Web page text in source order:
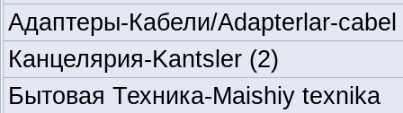
Адаптеры-Кабели/Adapterlar-cabel
Канцелярия-Kantsler (2)
Бытовая Техника-Maishiy texnika